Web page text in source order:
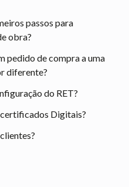
passos para
obra?
pedido de compra a uma
diferente?
do RET?
Digitais?